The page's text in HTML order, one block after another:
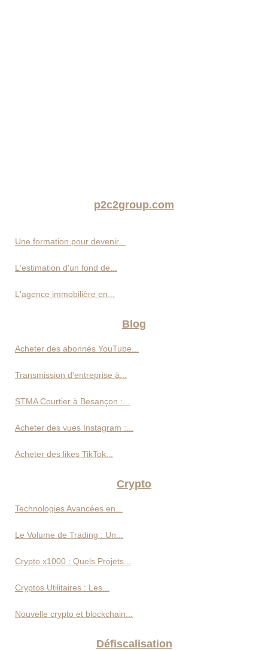
p2c2group.com
Une formation pour devenir...
L'estimation d'un fond de...
L'agence immobilière en...
Blog
Acheter des abonnés YouTube...
Transmission d'entreprise à...
STMA Courtier à Besançon :...
Acheter des vues Instagram :...
Acheter des likes TikTok...
Crypto
Technologies Avancées en...
Le Volume de Trading : Un...
Crypto x1000 : Quels Projets...
Cryptos Utilitaires : Les...
Nouvelle crypto et blockchain...
Défiscalisation